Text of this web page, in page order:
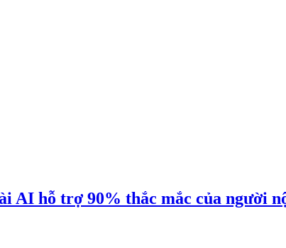
AI hỗ trợ 90% thắc mắc của người